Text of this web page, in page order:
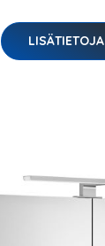
LISÄTIETOJA